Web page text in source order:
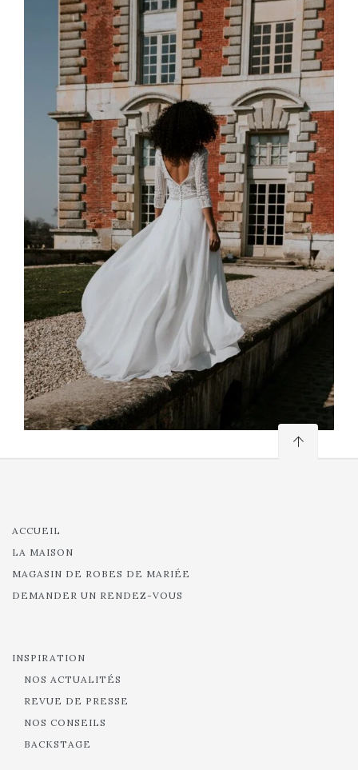
ACCUEIL
LA MAISON
MAGASIN DE ROBES DE MARIÉE
DEMANDER UN RENDEZ-VOUS
INSPIRATION
NOS ACTUALITÉS
REVUE DE PRESSE
NOS CONSEILS
BACKSTAGE